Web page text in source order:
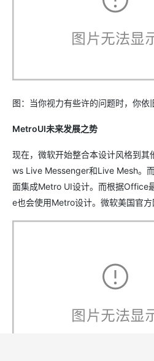
图：当你视力有些许的问题时，你依
MetroUI未来发展之势
现在，微软开始整合本设计风格到
ws Live Messenger和Live Mesh。
面集成Metro UI设计。而根据Office
e也会使用Metro设计。微软美国官方